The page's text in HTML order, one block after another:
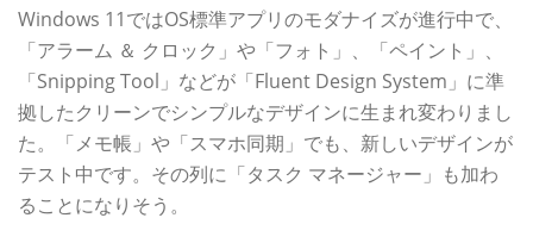
Windows 11ではOS標準アプリのモダナイズが進行中で、
「アラーム ＆ クロック」や「フォト」、「ペイント」、
「Snipping Tool」などが「Fluent Design System」に準
拠したクリーンでシンプルなデザインに生まれ変わりまし
た。「メモ帳」や「スマホ同期」でも、新しいデザインが
テスト中です。その列に「タスク マネージャー」も加わ
ることになりそう。